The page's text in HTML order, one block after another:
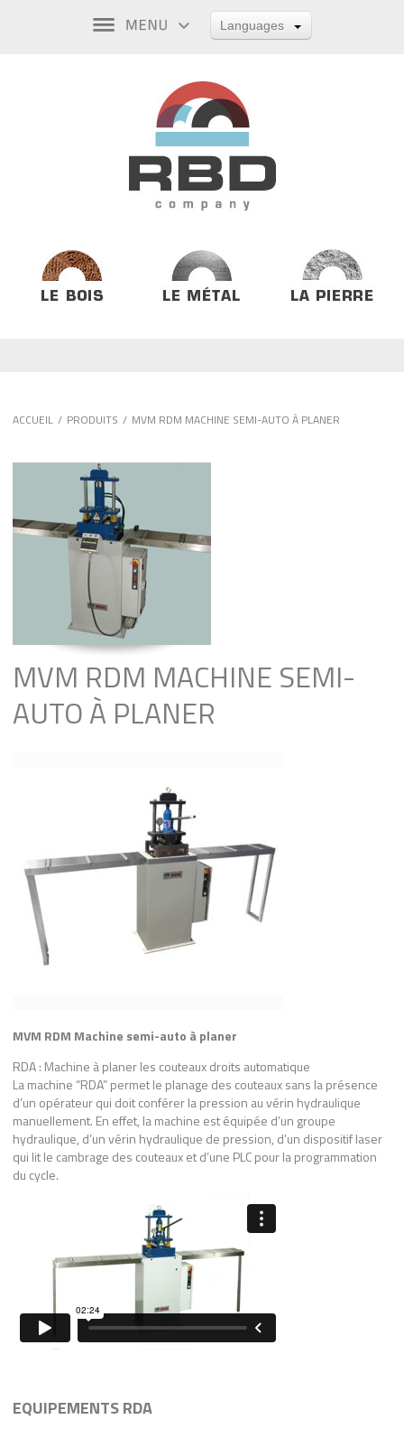
Languages
ACCUEIL / PRODUITS / MVM RDM MACHINE SEMI-AUTO À PLANER
MVM RDM MACHINE SEMI-
AUTO À PLANER
MVM RDM Machine semi-auto à planer
RDA : Machine à planer les couteaux droits automatique
La machine “RDA” permet le planage des couteaux sans la présence
d’un opérateur qui doit conférer la pression au vérin hydraulique
manuellement. En effet, la machine est équipée d’un groupe
hydraulique, d’un vérin hydraulique de pression, d’un dispositif laser
qui lit le cambrage des couteaux et d’une PLC pour la programmation
du cycle.
EQUIPEMENTS RDA